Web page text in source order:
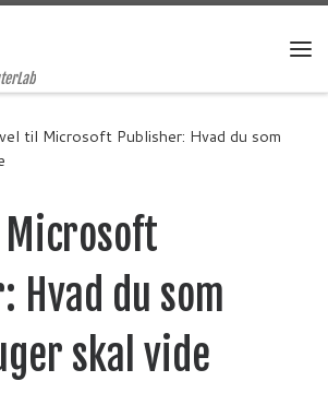
til Microsoft Publisher: Hvad du som
Hvad du som
skal vide